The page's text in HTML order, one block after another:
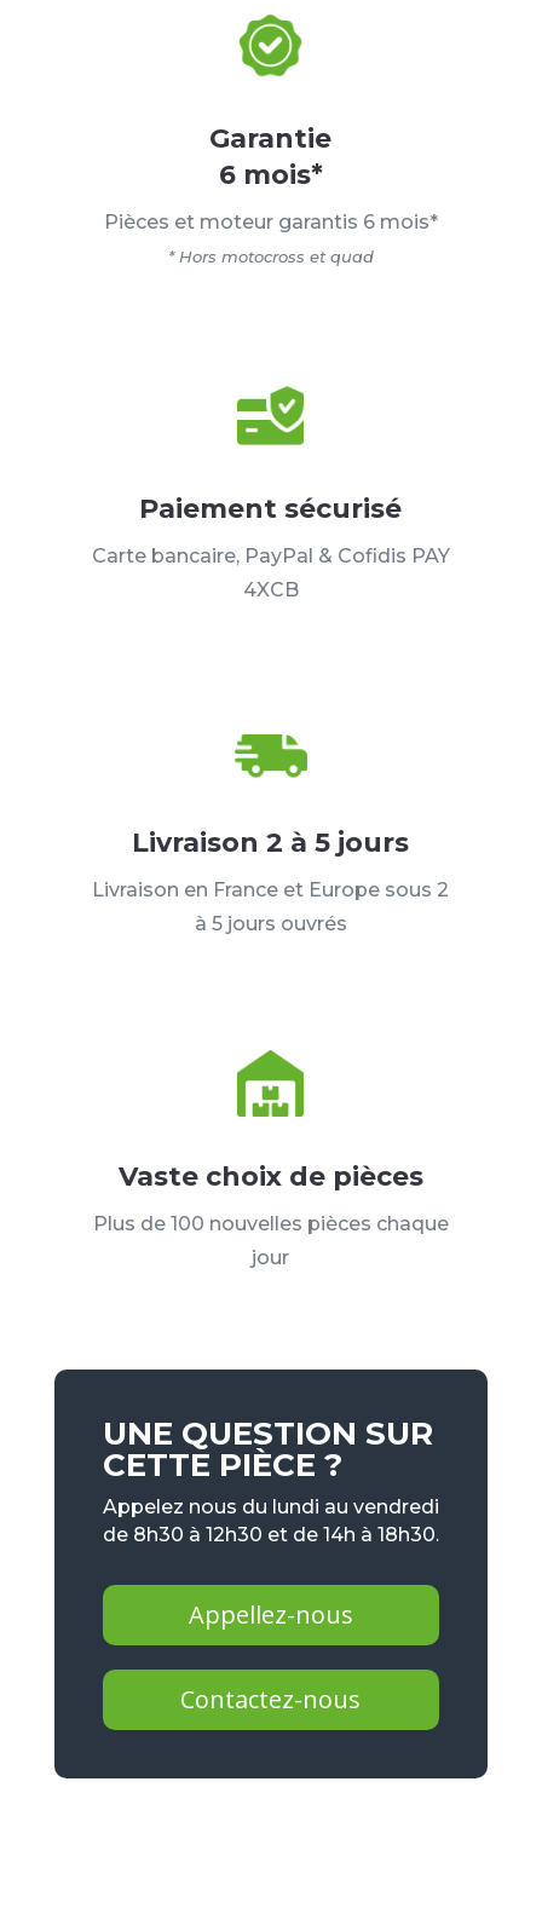
Garantie
6 mois*
Pièces et moteur garantis 6 mois*
* Hors motocross et quad
Paiement sécurisé
Carte bancaire, PayPal & Cofidis PAY
4XCB
Livraison 2 à 5 jours
Livraison en France et Europe sous 2
à 5 jours ouvrés
Vaste choix de pièces
Plus de 100 nouvelles pièces chaque
jour
UNE QUESTION SUR
CETTE PIÈCE ?
Appelez nous du lundi au vendredi
de 8h30 à 12h30 et de 14h à 18h30.
Appellez-nous
Contactez-nous